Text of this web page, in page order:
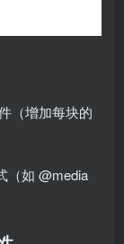
（增加每块的
（如 @media